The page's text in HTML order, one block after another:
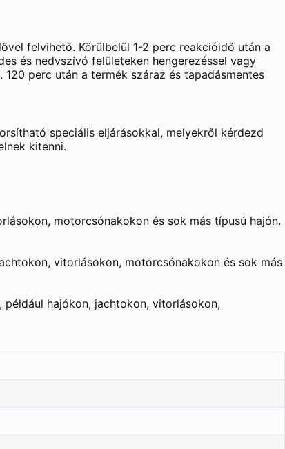
felvihető. Körülbelül 1-2 perc reakcióidő után a
és nedvszívó felületeken hengerezéssel vagy
perc után a termék száraz és tapadásmentes
speciális eljárásokkal, melyekről kérdezd
kitenni.
motorcsónakokon és sok más típusú hajón.
vitorlásokon, motorcsónakokon és sok más
hajókon, jachtokon, vitorlásokon,